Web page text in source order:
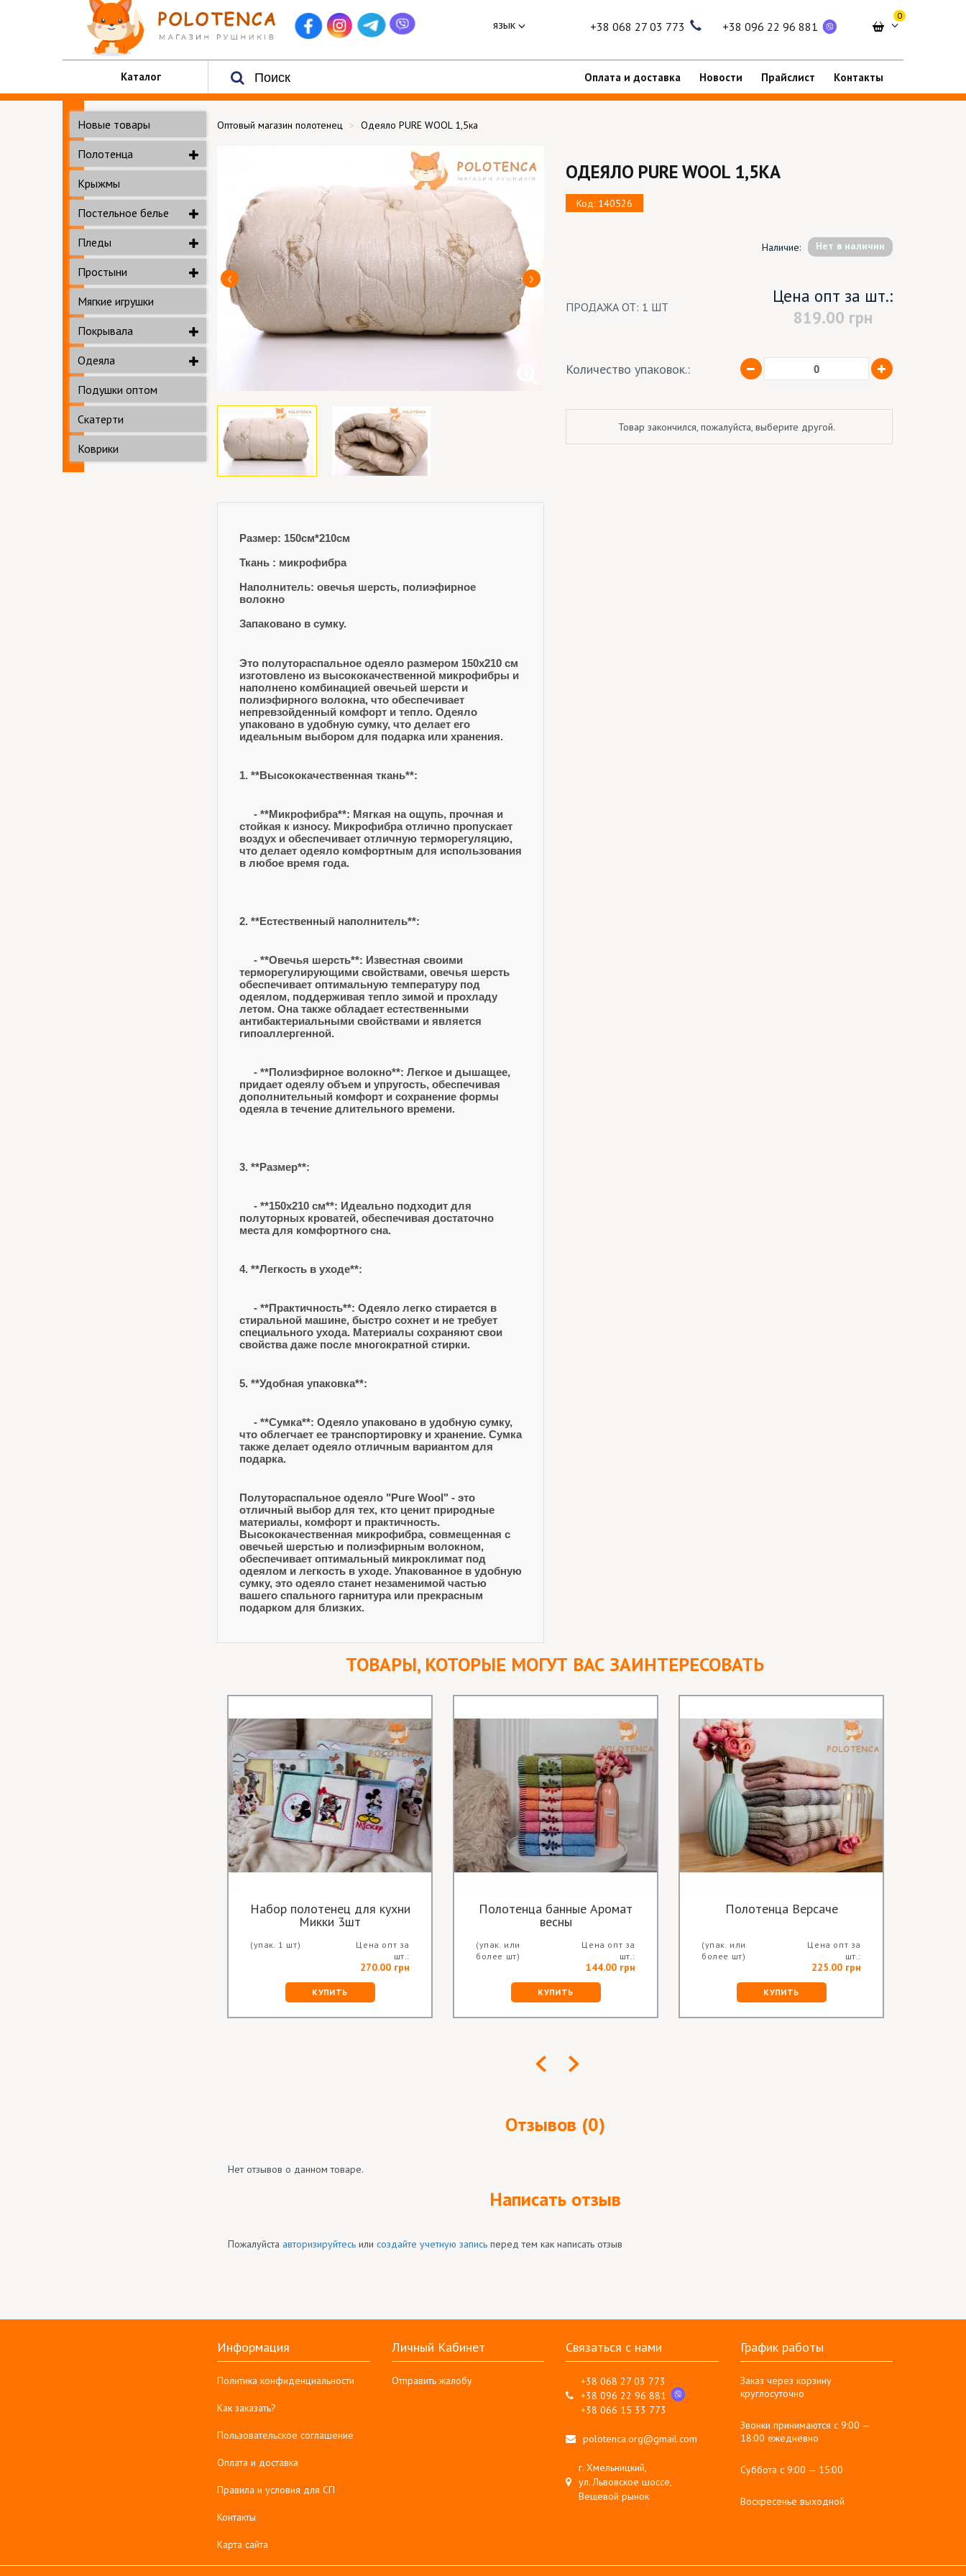
язык +38 068 27 03 773 +38 096 22 96 881
0
Каталог Оплата и доставка Новости Прайслист Контакты
Новые товары
Полотенца
Крыжмы
Постельное белье
Пледы
Простыни
Мягкие игрушки
Покрывала
Одеяла
Подушки оптом
Скатерти
Коврики
Оптовый магазин полотенец Одеяло PURE WOOL 1,5ка
Размер: 150см*210см
Ткань : микрофибра
Наполнитель: овечья шерсть, полиэфирное
волокно
Запаковано в сумку.
Это полутораспальное одеяло размером 150x210 см
изготовлено из высококачественной микрофибры и
наполнено комбинацией овечьей шерсти и
полиэфирного волокна, что обеспечивает
непревзойденный комфорт и тепло. Одеяло
упаковано в удобную сумку, что делает его
идеальным выбором для подарка или хранения.
1. **Высококачественная ткань**:
- **Микрофибра**: Мягкая на ощупь, прочная и
стойкая к износу. Микрофибра отлично пропускает
воздух и обеспечивает отличную терморегуляцию,
что делает одеяло комфортным для использования
в любое время года.
2. **Естественный наполнитель**:
- **Овечья шерсть**: Известная своими
терморегулирующими свойствами, овечья шерсть
обеспечивает оптимальную температуру под
одеялом, поддерживая тепло зимой и прохладу
летом. Она также обладает естественными
антибактериальными свойствами и является
гипоаллергенной.
- **Полиэфирное волокно**: Легкое и дышащее,
придает одеялу объем и упругость, обеспечивая
дополнительный комфорт и сохранение формы
одеяла в течение длительного времени.
3. **Размер**:
- **150x210 см**: Идеально подходит для
полуторных кроватей, обеспечивая достаточно
места для комфортного сна.
4. **Легкость в уходе**:
- **Практичность**: Одеяло легко стирается в
стиральной машине, быстро сохнет и не требует
специального ухода. Материалы сохраняют свои
свойства даже после многократной стирки.
5. **Удобная упаковка**:
- **Сумка**: Одеяло упаковано в удобную сумку,
что облегчает ее транспортировку и хранение. Сумка
также делает одеяло отличным вариантом для
подарка.
Полутораспальное одеяло "Pure Wool" - это
отличный выбор для тех, кто ценит природные
материалы, комфорт и практичность.
Высококачественная микрофибра, совмещенная с
овечьей шерстью и полиэфирным волокном,
обеспечивает оптимальный микроклимат под
одеялом и легкость в уходе. Упакованное в удобную
сумку, это одеяло станет незаменимой частью
вашего спального гарнитура или прекрасным
подарком для близких.
ОДЕЯЛО PURE WOOL 1,5КА
Код: 140526
Наличие: Hет в наличии
ПРОДАЖА ОТ: 1 ШТ
Цена опт за шт.:
819.00 грн
Количество упаковок.:
Товар закончился, пожалуйста, выберите другой.
ТОВАРЫ, КОТОРЫЕ МОГУТ ВАС ЗАИНТЕРЕСОВАТЬ
Набор полотенец для кухни
Микки 3шт
(упак. 1 шт)
Цена опт за
шт.:
270.00 грн
КУПИТЬ
Полотенца банные Аромат
весны
(упак. или
более шт)
Цена опт за
шт.:
144.00 грн
КУПИТЬ
Полотенца Версаче
(упак. или
более шт)
Цена опт за
шт.:
225.00 грн
КУПИТЬ
Отзывов (0)
Нет отзывов о данном товаре.
Написать отзыв
Пожалуйста авторизируйтесь или создайте учетную запись перед тем как написать отзыв
Информация
Политика конфиденциальности
Как заказать?
Пользовательское соглашение
Оплата и доставка
Правила и условия для СП
Контакты
Карта сайта
Личный Кабинет
Отправить жалобу
Связаться с нами
+38 068 27 03 773
+38 096 22 96 881
+38 066 15 33 773
polotenca.org@gmail.com
г. Хмельницкий,
ул. Львовское шоссе,
Вещевой рынок
График работы
Заказ через корзину
круглосуточно
Звонки принимаются с 9:00 —
18:00 ежедневно
Суббота с 9:00 — 15:00
Воскресенье выходной